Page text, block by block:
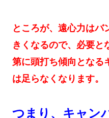
ところが、遠心力はバ
きくなるので、必要と
第に頭打ち傾向となる
は足らなくなります。
つまり、キャン